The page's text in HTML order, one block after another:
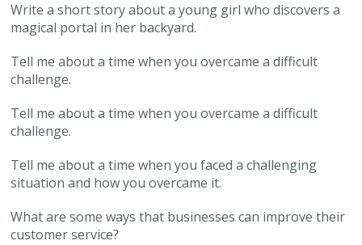
Write a short story about a young girl who discovers a
magical portal in her backyard.
Tell me about a time when you overcame a difficult
challenge.
Tell me about a time when you overcame a difficult
challenge.
Tell me about a time when you faced a challenging
situation and how you overcame it.
What are some ways that businesses can improve their
customer service?